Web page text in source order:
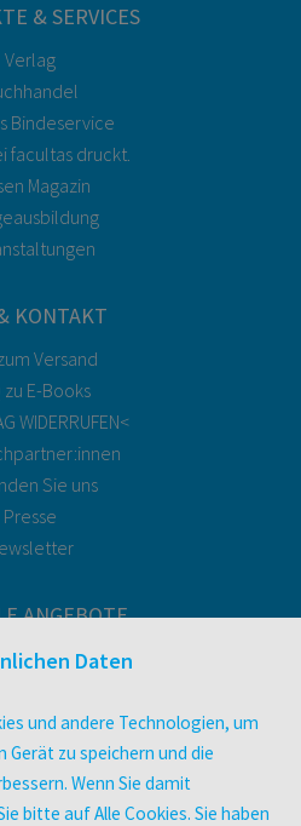
& SERVICES
Verlag
Bindeservice
facultas druckt.
Magazin
KONTAKT
Versand
zu E-Books
WIDERRUFEN<
Sie uns
Presse
ANGEBOTE
elibrary
Books
Club
Daten
und andere Technologien, um
zu speichern und die
Wenn Sie damit
bitte auf Alle Cookies. Sie haben